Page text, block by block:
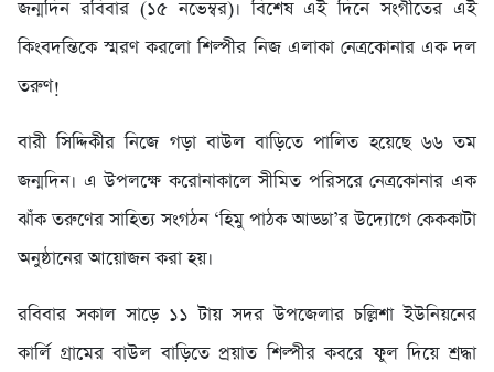
জন্মদিন রবিবার (১৫ নভেম্বর)। বিশেষ এই দিনে সংগীতের এই
কিংবদন্তিকে স্মরণ করলো শিল্পীর নিজ এলাকা নেত্রকোনার এক দল
তরুণ!
বারী সিদ্দিকীর নিজে গড়া বাউল বাড়িতে পালিত হয়েছে ৬৬ তম
জন্মদিন। এ উপলক্ষে করোনাকালে সীমিত পরিসরে নেত্রকোনার এক
ঝাঁক তরুণের সাহিত্য সংগঠন ‘হিমু পাঠক আড্ডা’র উদ্যোগে কেককাটা
অনুষ্ঠানের আয়োজন করা হয়।
রবিবার সকাল সাড়ে ১১ টায় সদর উপজেলার চল্লিশা ইউনিয়নের
কার্লি গ্রামের বাউল বাড়িতে প্রয়াত শিল্পীর কবরে ফুল দিয়ে শ্রদ্ধা